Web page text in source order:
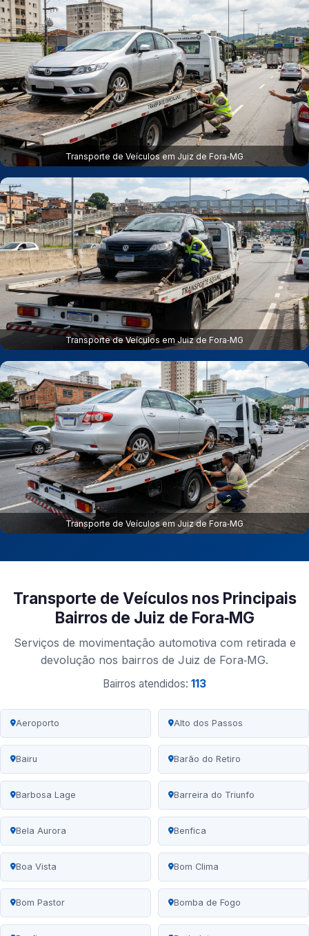
Transporte de Veículos em Juiz de Fora‑MG
Transporte de Veículos em Juiz de Fora‑MG
Transporte de Veículos em Juiz de Fora‑MG
Transporte de Veículos nos Principais
Bairros de Juiz de Fora‑MG
Serviços de movimentação automotiva com retirada e
devolução nos bairros de Juiz de Fora‑MG.
Bairros atendidos: 113
Aeroporto Alto dos Passos
Bairu Barão do Retiro
Barbosa Lage Barreira do Triunfo
Bela Aurora Benfica
Boa Vista Bom Clima
Bom Pastor Bomba de Fogo